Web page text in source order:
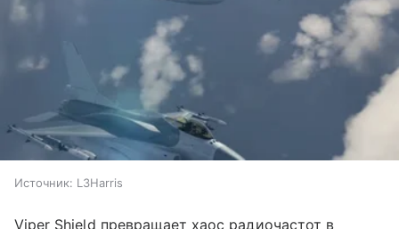
Источник: L3Harris
Viper Shield превращает хаос радиочастот в